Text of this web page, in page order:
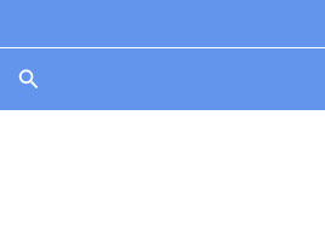
al
contenido
Buscar